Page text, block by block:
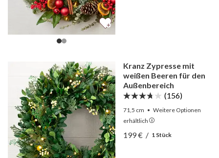
Kranz Zypresse mit
weißen Beeren für den
Außenbereich
(156)
71,5 cm • WeitereOptionen
erhältlich
Ansicht Kranz Zypresse
Ansicht Kranz Zypresse
199 €/ 1 Stück